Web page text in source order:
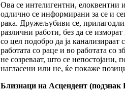
Ова се интелигентни, елоквентни
одлично се информирани за се и
рака. Дружељубиви се,
различни работи, без да се
со цел подобро да ја канализираат
работата со раце и во работата со
не созреваат, што се
нагласени или не, ќе покаже
Близнаци на Асцендент (подзнак